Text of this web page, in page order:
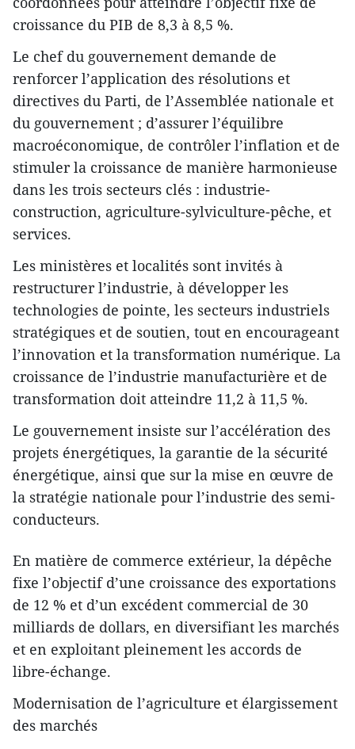
croissance du PIB de 8,3 à 8,5 %.
Le chef du gouvernement demande de
renforcer l’application des résolutions et
directives du Parti, de l’Assemblée nationale et
du gouvernement ; d’assurer l’équilibre
macroéconomique, de contrôler l’inflation et de
stimuler la croissance de manière harmonieuse
dans les trois secteurs clés : industrie-
construction, agriculture-sylviculture-pêche, et
services.
Les ministères et localités sont invités à
restructurer l’industrie, à développer les
technologies de pointe, les secteurs industriels
stratégiques et de soutien, tout en encourageant
l’innovation et la transformation numérique. La
croissance de l’industrie manufacturière et de
transformation doit atteindre 11,2 à 11,5 %.
Le gouvernement insiste sur l’accélération des
projets énergétiques, la garantie de la sécurité
énergétique, ainsi que sur la mise en œuvre de
la stratégie nationale pour l’industrie des semi-
conducteurs.
En matière de commerce extérieur, la dépêche
fixe l’objectif d’une croissance des exportations
de 12 % et d’un excédent commercial de 30
milliards de dollars, en diversifiant les marchés
et en exploitant pleinement les accords de
libre-échange.
Modernisation de l’agriculture et élargissement
des marchés